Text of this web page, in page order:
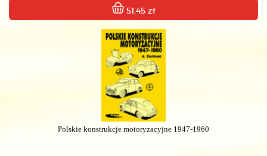
51.45 zł
Polskie konstrukcje motoryzacyjne 1947-1960